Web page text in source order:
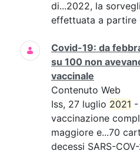
di...2022, la
effettuata a partire
Covid-19: da
su 100 non
vaccinale
Contenuto Web
Iss, 27 luglio 2021 -
vaccinazione
maggiore e...70
decessi SARS-